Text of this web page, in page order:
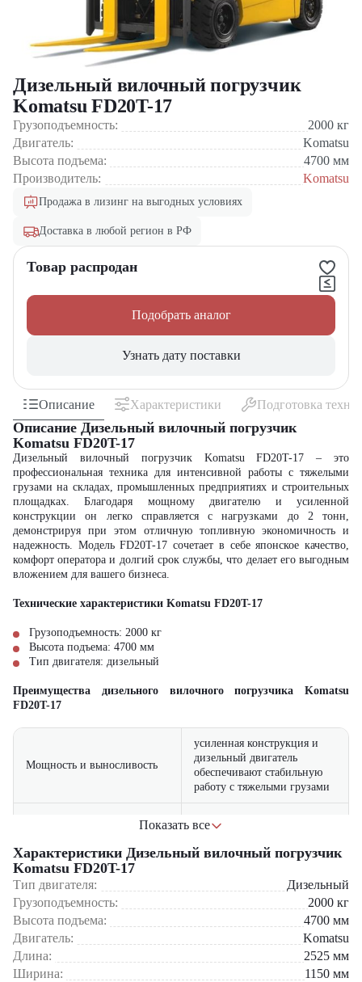
Дизельный вилочный погрузчик
Komatsu FD20T-17
Грузоподъемность: 2000 кг
Двигатель:
Komatsu
Высота подъема:
4700 мм
Производитель:
Komatsu
Продажа в лизинг на выгодных условиях
Доставка в любой регион в РФ
Товар распродан
Подобрать аналог
Узнать дату поставки
Описание Характеристики Подготовка
Описание Дизельный вилочный погрузчик
Komatsu FD20T-17
Дизельный вилочный погрузчик Komatsu FD20T-17 – это
профессиональная техника для интенсивной работы с тяжелыми
грузами на складах, промышленных предприятиях и строительных
площадках. Благодаря мощному двигателю и усиленной
конструкции он легко справляется с нагрузками до 2 тонн,
демонстрируя при этом отличную топливную экономичность и
надежность. Модель FD20T-17 сочетает в себе японское качество,
комфорт оператора и долгий срок службы, что делает его выгодным
вложением для вашего бизнеса.
Технические характеристики Komatsu FD20T-17
Грузоподъемность: 2000 кг
Высота подъема: 4700 мм
Тип двигателя: дизельный
Преимущества дизельного вилочного погрузчика Komatsu
FD20T-17
Мощность и выносливость
усиленная конструкция и
дизельный двигатель
обеспечивают стабильную
работу с тяжелыми грузами
подачи топлива снижает
расход и затраты на
Удобство управления
эргономичная кабина с
продуманной системой
контроля и низким уровнем
Где применяется вилочный погрузчик Komatsu FD20T-17?
Погрузочно-разгрузочные работы с тяжелыми
паллетированными грузами
Работа на крупных складах и в логистических центрах
Перемещение строительных материалов и оборудования
Показать все
Характеристики Дизельный вилочный погрузчик
Komatsu FD20T-17
Тип двигателя:
Дизельный
Грузоподъемность:
2000 кг
Высота подъема:
4700 мм
Двигатель:
Komatsu
Длина:
2525 мм
Ширина:
1150 мм